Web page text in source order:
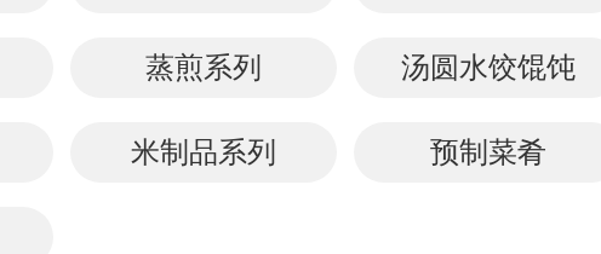
蒸煎系列 汤圆水饺馄饨
米制品系列 预制菜肴